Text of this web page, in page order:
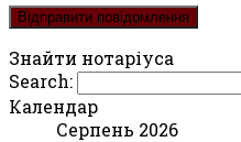
Знайти нотаріуса
Search:
Календар
Серпень 2026